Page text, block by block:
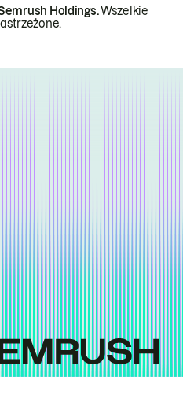
Holdings.Wszelkie